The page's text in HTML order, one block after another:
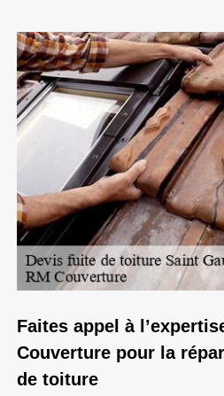
Faites appel à
Couverture pour la
de toiture